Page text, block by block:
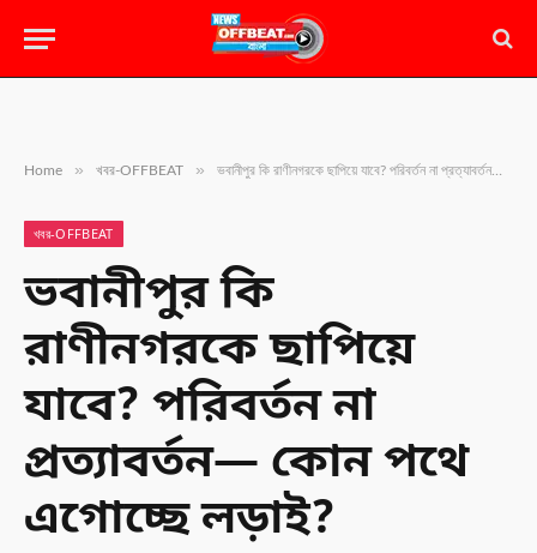
Home » খবর-OFFBEAT » ভবানীপুর কি রাণীনগরকে ছাপিয়ে যাবে? পরিবর্তন না প্রত্যাবর্তন— কোন পথে এগোচ্ছে লড়াই?
খবর-OFFBEAT
ভবানীপুর কি
রাণীনগরকে ছাপিয়ে
যাবে? পরিবর্তন না
প্রত্যাবর্তন— কোন পথে
এগোচ্ছে লড়াই?